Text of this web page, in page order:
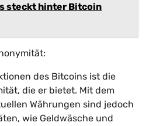
steckt hinter Bitcoin
des Bitcoins ist die
die er bietet. Mit dem
Währungen sind jedoch
wie Geldwäsche und